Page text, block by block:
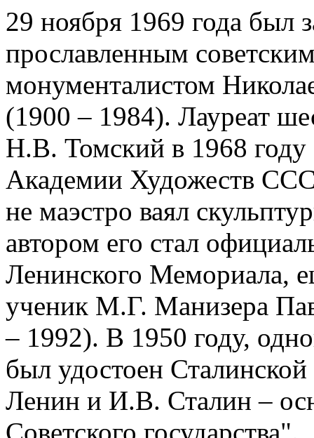
29 ноября 1969 года был
прославленным
монументалистом
(1900 – 1984). Лауреат
Н.В. Томский в 1968
Академии Художеств
не маэстро ваял
автором его стал
Ленинского Мемориала,
ученик М.Г. Манизера
– 1992). В 1950 году,
был удостоен
Ленин и И.В. Сталин –
Советского государства".